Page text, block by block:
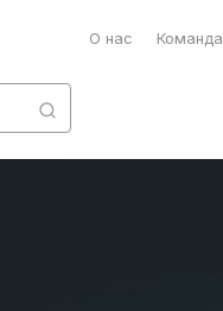
О нас Команда